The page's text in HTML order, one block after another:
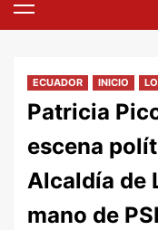
primario
ECUADOR INICIO
Patricia
escena
Alcaldía de
mano de